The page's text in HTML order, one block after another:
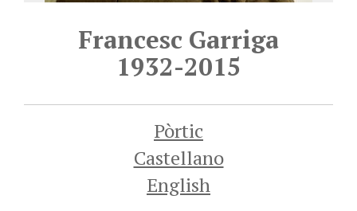
Francesc Garriga
1932-2015
Pòrtic
Castellano
English